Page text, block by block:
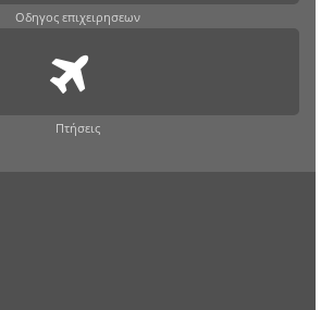
Οδηγος επιχειρησεων
Πτήσεις